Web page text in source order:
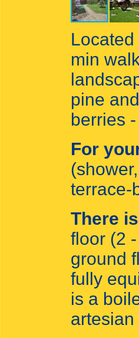
min
pine
berries
For
terrace-
There
floor (2
ground
fully
is a